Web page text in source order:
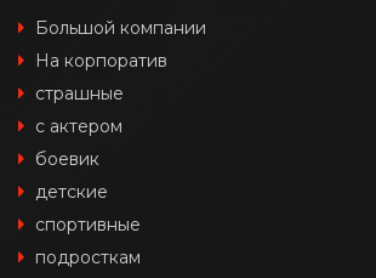
Большой компании
На корпоратив
страшные
с актером
боевик
детские
спортивные
подросткам